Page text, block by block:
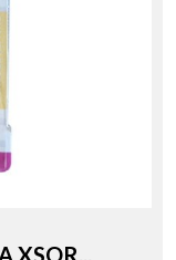
XSOR...